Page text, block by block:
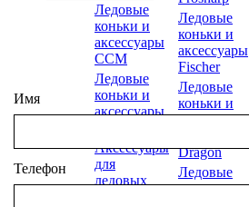
Ледовые
коньки и
аксессуары
CCM
Ледовые
коньки и
аксессуары
Аксессуары
для
ледовых
Ледовые
коньки и
аксессуары
Fischer
Ледовые
коньки и
аксессуары
Dragon
Ледовые
коньки и
Имя
Телефон